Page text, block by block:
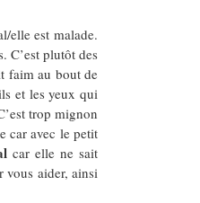
elle est malade.
C’est plutôt des
faim au bout de
et les yeux qui
trop mignon
car avec le petit
car elle ne sait
vous aider, ainsi